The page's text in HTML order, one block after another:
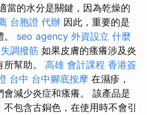
當的水分是關鍵，因為乾燥的
台胞證 代辦 因此，重要的是
seo agency 外資設立 什麼
調撥筋 如果皮膚的瘙癢涉及炎
幫助。 高雄 會計課程 香港簽
台中 台中腳底按摩 在濕疹，
減少炎症和瘙癢。 該產品是
包含古銅色，在使用時不會引